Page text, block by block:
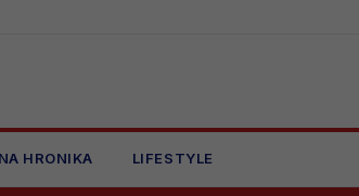
HRONIKA LIFESTYLE